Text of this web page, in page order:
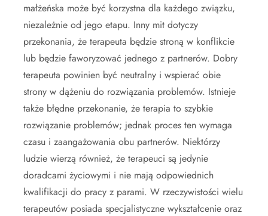
małżeńska może być korzystna dla każdego związku,
niezależnie od jego etapu. Inny mit dotyczy
przekonania, że terapeuta będzie stroną w konflikcie
lub będzie faworyzować jednego z partnerów. Dobry
terapeuta powinien być neutralny i wspierać obie
strony w dążeniu do rozwiązania problemów. Istnieje
także błędne przekonanie, że terapia to szybkie
rozwiązanie problemów; jednak proces ten wymaga
czasu i zaangażowania obu partnerów. Niektórzy
ludzie wierzą również, że terapeuci są jedynie
doradcami życiowymi i nie mają odpowiednich
kwalifikacji do pracy z parami. W rzeczywistości wielu
terapeutów posiada specjalistyczne wykształcenie oraz